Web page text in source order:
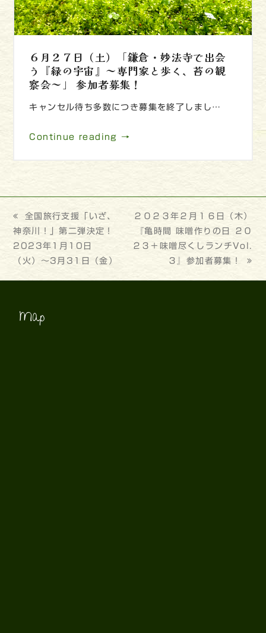
６月２７日（土）「鎌倉・妙法寺で出会
う『緑の宇宙』～専門家と歩く、苔の観
察会～」 参加者募集！
キャンセル待ち多数につき募集を終了しまし…
Continue reading →
previous
post:
全国旅行支援「いざ、
神奈川！」第二弾決定！
2023年1月10日
（火）～3月31日（金）
next
post:
２０２３年２月１６日（木）
『亀時間 味噌作りの日 ２０
２３＋味噌尽くしランチVol.
３』参加者募集！
Map